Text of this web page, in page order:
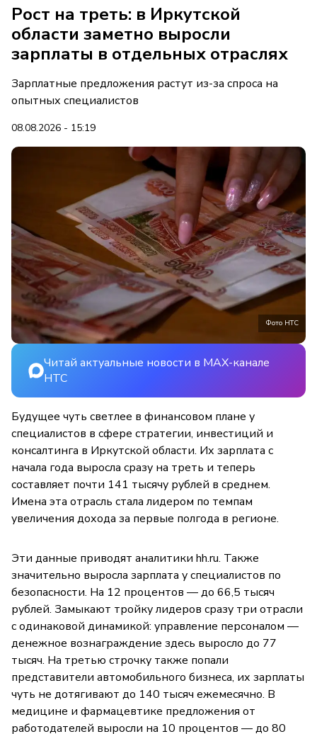
Рост на треть: в Иркутской
области заметно выросли
зарплаты в отдельных отраслях
Зарплатные предложения растут из-за спроса на
опытных специалистов
08.08.2026 - 15:19
Фото НТС
Читай актуальные новости в MAX-канале
НТС
Будущее чуть светлее в финансовом плане у
специалистов в сфере стратегии, инвестиций и
консалтинга в Иркутской области. Их зарплата с
начала года выросла сразу на треть и теперь
составляет почти 141 тысячу рублей в среднем.
Имена эта отрасль стала лидером по темпам
увеличения дохода за первые полгода в регионе.
Эти данные приводят аналитики hh.ru. Также
значительно выросла зарплата у специалистов по
безопасности. На 12 процентов — до 66,5 тысяч
рублей. Замыкают тройку лидеров сразу три отрасли
с одинаковой динамикой: управление персоналом —
денежное вознаграждение здесь выросло до 77
тысяч. На третью строчку также попали
представители автомобильного бизнеса, их зарплаты
чуть не дотягивают до 140 тысяч ежемесячно. В
медицине и фармацевтике предложения от
работодателей выросли на 10 процентов — до 80